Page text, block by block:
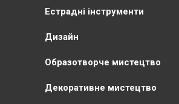
Естрадні інструменти
Дизайн
Образотворче мистецтво
Декоративне мистецтво